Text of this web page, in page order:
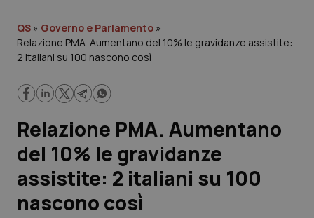
Governo e Parlamento
Regioni e Asl
Lavoro e Professioni
Scienza e Farmaci
Studi e Analisi
QS » Governo e Parlamento »
Relazione PMA. Aumentano del 10% le gravidanze assistite:
2 italiani su 100 nascono così
Relazione PMA. Aumentano
del 10% le gravidanze
assistite: 2 italiani su 100
nascono così